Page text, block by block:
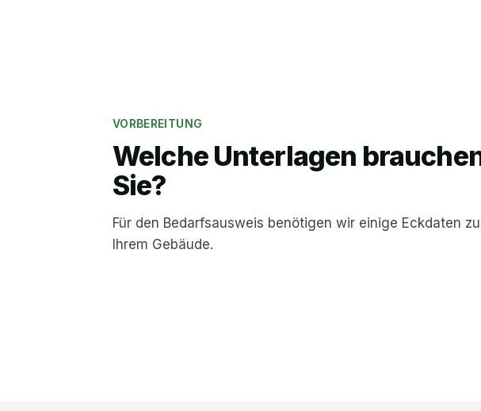
VORBEREITUNG
Welche Unterlagen
Sie?
Für den Bedarfsausweis benötigen wir einige Eckdaten zu
Ihrem Gebäude.